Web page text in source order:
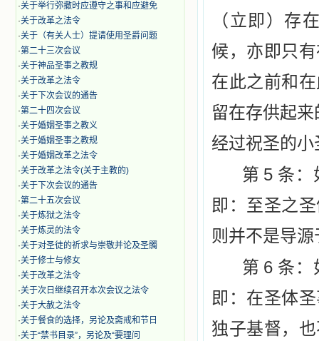
·关于举行弥撒时应遵守之事和应避免
·关于改革之法令
·关于（有关人士）提请使用圣爵问题
·第二十三次会议
·关于神品圣事之教规
·关于改革之法令
·关于下次会议的通告
·第二十四次会议
·关于婚姻圣事之教义
·关于婚姻圣事之教规
·关于婚姻改革之法令
·关于改革之法令(关于主教的)
·关于下次会议的通告
·第二十五次会议
·关于炼狱之法令
·关于炼灵的法令
·关于对圣徒的祈求与崇敬并论及圣髑
·关于修士与修女
·关于改革之法令
·关于次日继续召开本次会议之法令
·关于大赦之法令
·关于餐食的选择，另论及斋戒和节日
·关于“禁书目录”，另论及“要理问
（立即）存
候，亦即只
在此之前和
留在存供起
经过祝圣的
第 5 条：
即：至圣之
则并不是导源
第 6 条：
即：在圣体
独子基督，